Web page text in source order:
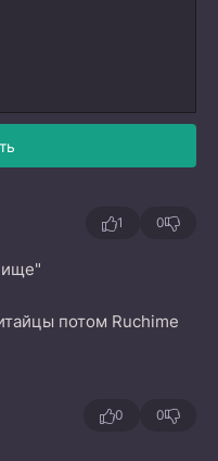
1 0
потом Ruchime
0 0